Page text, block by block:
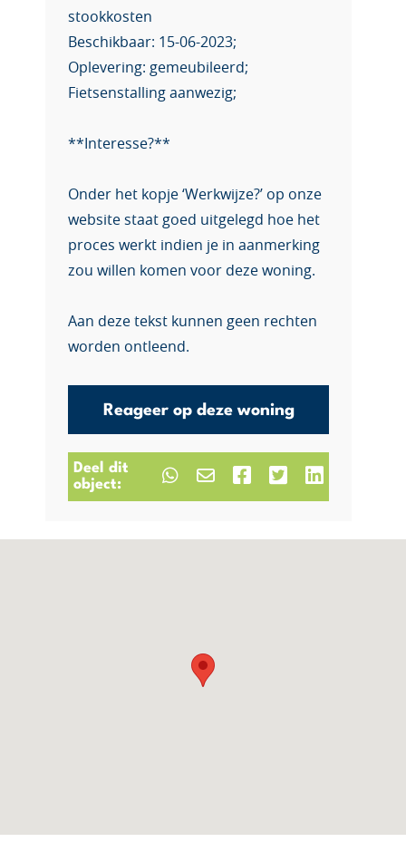
stookkosten
Beschikbaar: 15-06-2023;
Oplevering: gemeubileerd;
Fietsenstalling aanwezig;
**Interesse?**
Onder het kopje ‘Werkwijze?’ op onze
website staat goed uitgelegd hoe het
proces werkt indien je in aanmerking
zou willen komen voor deze woning.
Aan deze tekst kunnen geen rechten
worden ontleend.
Reageer op deze woning
Deel dit
object: